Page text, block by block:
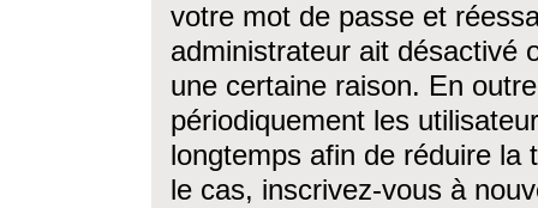
votre mot de passe et
administrateur ait désactivé
une certaine raison. En
périodiquement les
longtemps afin de réduire la
le cas, inscrivez-vous à